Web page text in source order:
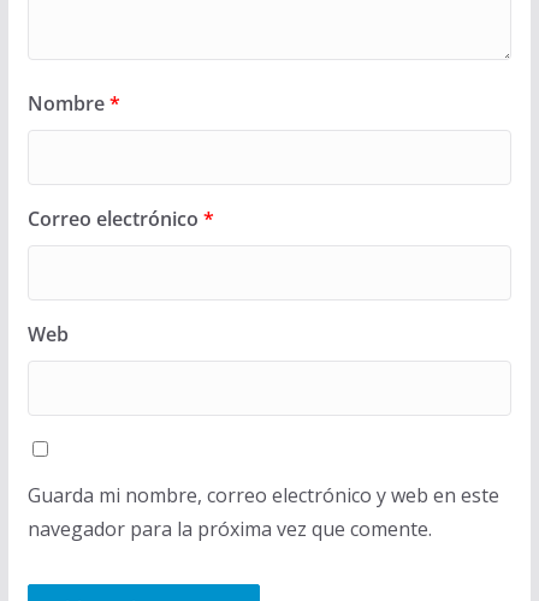
Nombre*
Correo electrónico *
Web
Guarda mi nombre, correo electrónico y web en este
navegador para la próxima vez que comente.